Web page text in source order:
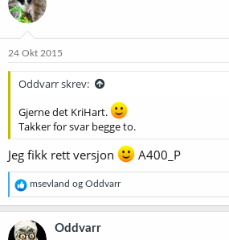
24 Okt 2015
Oddvarr skrev:
Gjerne det KriHart.
Takker for svar begge to.
Jeg fikk rett versjon A400_P
R
e
a
k
s
msevland og Oddvarr
Oddvarr